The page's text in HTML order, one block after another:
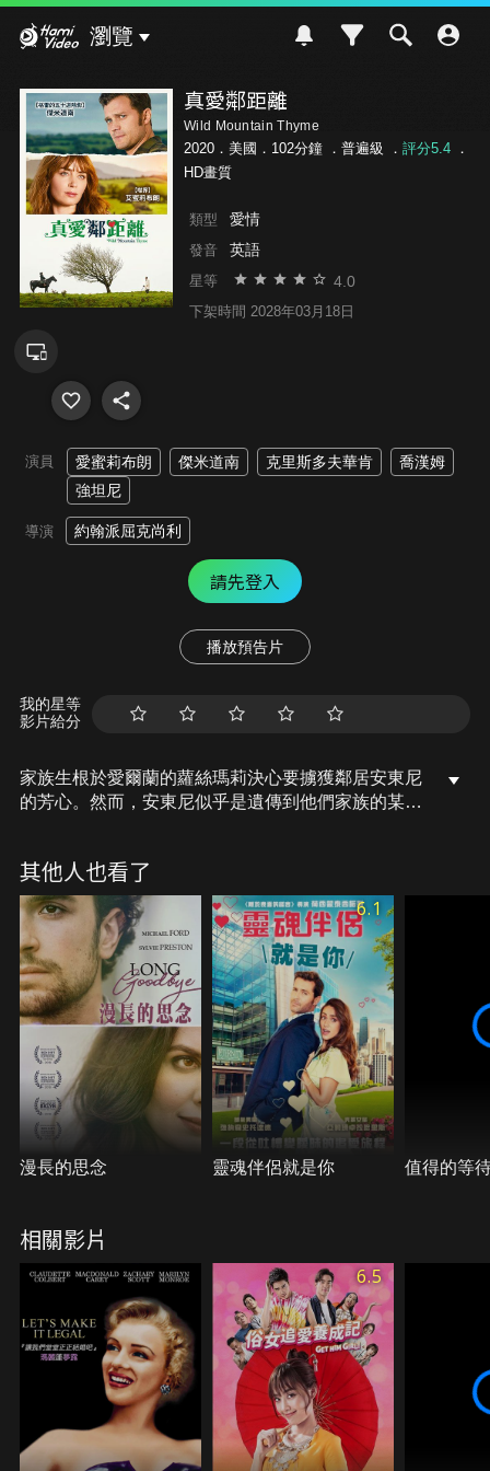
瀏覽
真愛鄰距離
Wild Mountain Thyme
2020．美國．102分鐘 ． 普遍級 ． 評分5.4．
HD畫質
類型 愛情
發音 英語
星等 4.0
下架時間 2028年03月18日
演員 愛蜜莉布朗 傑米道南 克里斯多夫華肯
喬漢姆
強坦尼
導演 約翰派屈克尚利
請先登入
播放預告片
我的星等
影片給分
家族生根於愛爾蘭的蘿絲瑪莉決心要擄獲鄰居安東尼
的芳心。然而，安東尼似乎是遺傳到他們家族的某種
紐約的富商外甥，多金又帥氣的紐約客突然吹皺這片
愛爾蘭農郡的一池春水……。
其他人也看了
漫長的思念
6.1
靈魂伴侶就是你 值得的等
相關影片
6.5